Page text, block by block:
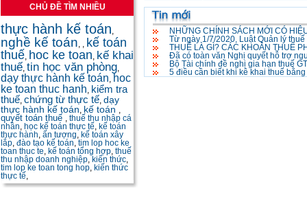
CHỦ ĐỀ TÌM NHIỀU
thực hành kế toán,
nghề kế toán, , kế toán
thuế, hoc ke toan, kế khai
thuế, tin học văn phòng,
dạy thực hành kế toán, hoc
ke toan thuc hanh, kiểm tra
thuế, chứng từ thực tế, dạy
thực hành kế toán, kế toán ,
quyết toán thuế , thuế thu nhập cá
nhân, học kế toán thực tế, kế toán
thực hành, ấn tượng, kế toán xây
lắp, đào tạo kế toán, tim lop hoc ke
toan thuc te, kế toán tổng hợp, thuế
thu nhập doanh nghiệp, kiến thức,
tim lop ke toan tong hop, kiến thức
thực tế,
NHỮNG CHÍNH SÁCH MỚI CÓ
Từ ngày 1/7/2020, Luật Quản lý
THUẾ LÀ GÌ? CÁC KHOẢN THUẾ
Đã có toàn văn Nghị quyết hỗ trợ
Bộ Tài chính đề nghị gia hạn thuế
5 điều cần biết khi kê khai thuế